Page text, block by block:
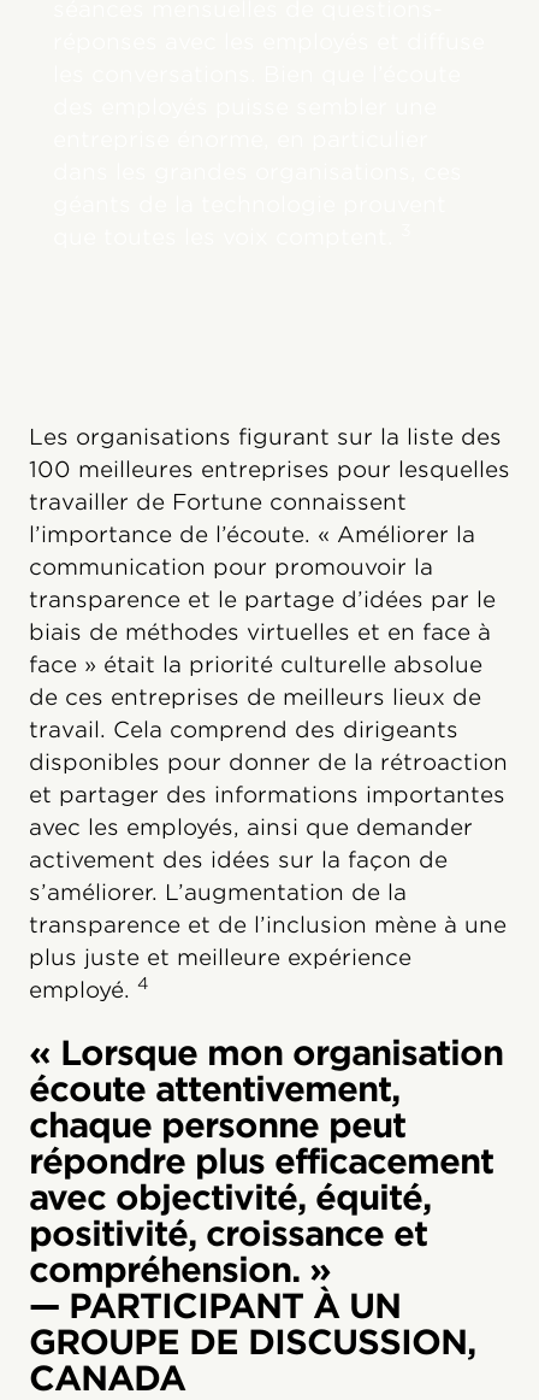
Les organisations figurant sur la liste des
100 meilleures entreprises pour lesquelles
travailler de Fortune connaissent
l’importance de l’écoute. « Améliorer la
communication pour promouvoir la
transparence et le partage d’idées par le
biais de méthodes virtuelles et en face à
face » était la priorité culturelle absolue
de ces entreprises de meilleurs lieux de
travail. Cela comprend des dirigeants
disponibles pour donner de la rétroaction
et partager des informations importantes
avec les employés, ainsi que demander
activement des idées sur la façon de
s’améliorer. L’augmentation de la
transparence et de l’inclusion mène à une
plus juste et meilleure expérience
employé. 4
« Lorsque mon organisation
écoute attentivement,
chaque personne peut
répondre plus efficacement
avec objectivité, équité,
positivité, croissance et
compréhension. »
— PARTICIPANT À UN
GROUPE DE DISCUSSION,
CANADA